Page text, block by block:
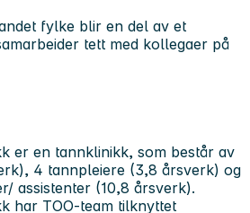
fylke blir en del av et
tett med kollegaer på
er en tannklinikk, som består av
4 tannpleiere (3,8 årsverk) og
assistenter (10,8 årsverk).
har TOO-team tilknyttet